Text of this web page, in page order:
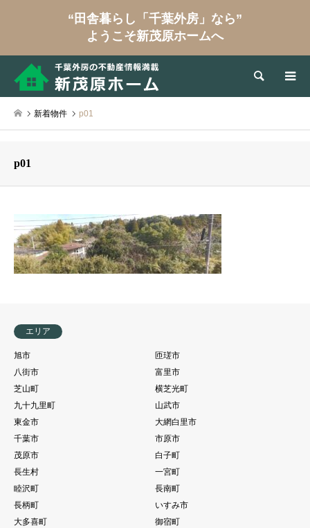
“田舎暮らし「千葉外房」なら”
ようこそ新茂原ホームへ
検索
新着物件 p01
p01
エリア
旭市
匝瑳市
八街市
富里市
芝山町
横芝光町
九十九里町
山武市
東金市
大網白里市
千葉市
市原市
茂原市
白子町
長生村
一宮町
睦沢町
長南町
長柄町
いすみ市
大多喜町
御宿町